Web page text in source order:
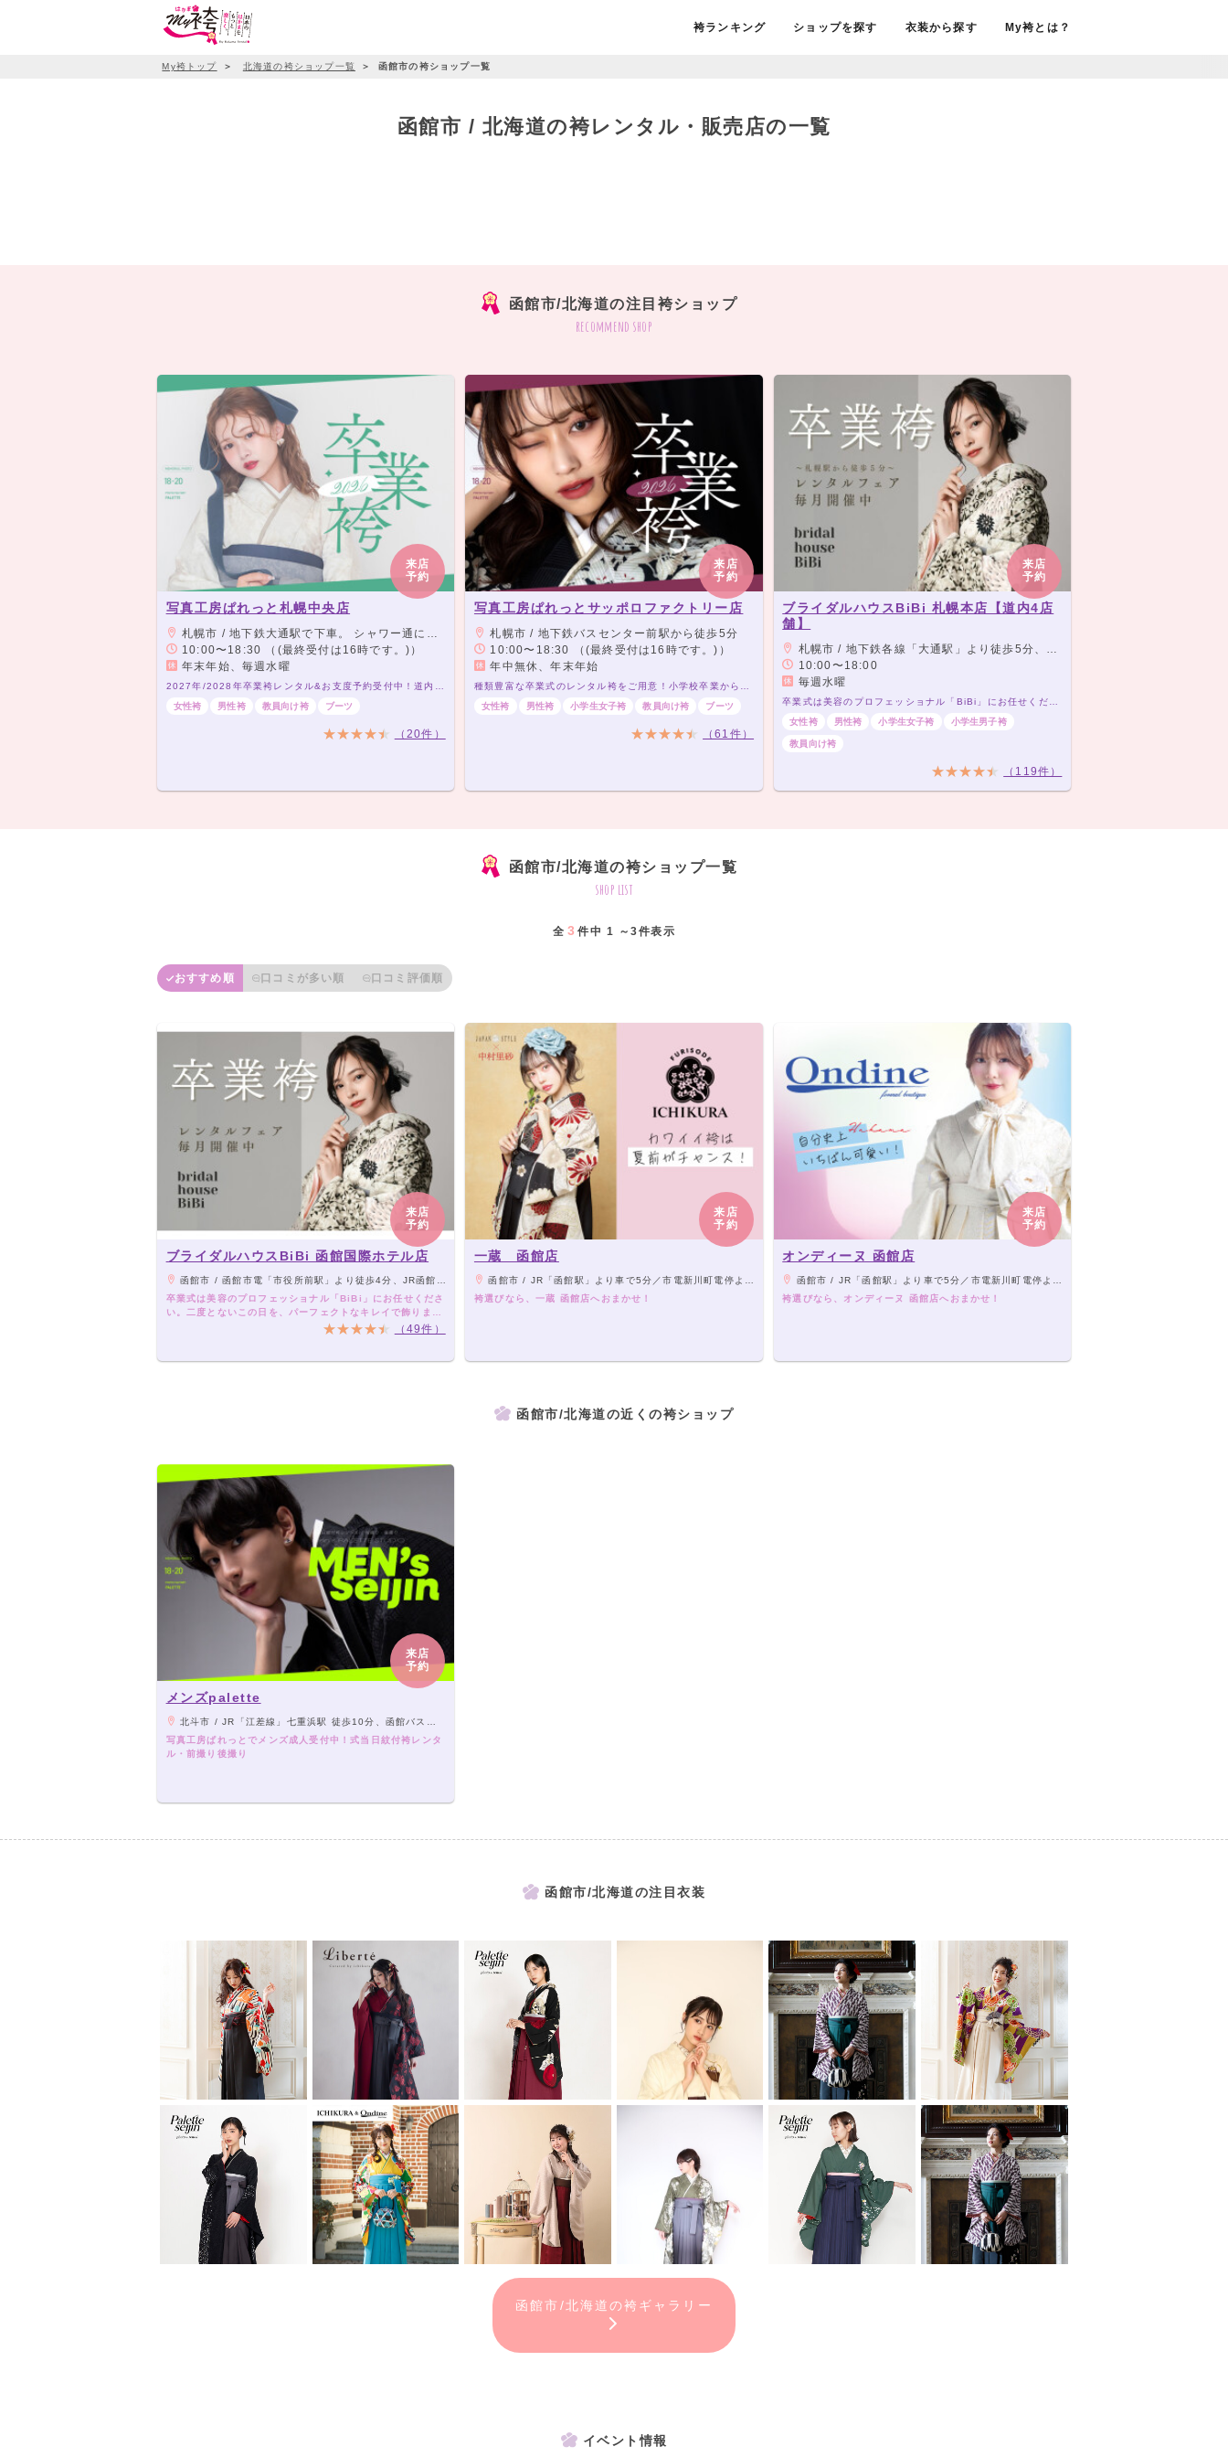
袴ランキング ショップを探す 衣装から探す My袴とは？
My袴トップ ＞ 北海道の袴ショップ一覧 ＞ 函館市の袴ショップ一覧
函館市 / 北海道の袴レンタル・販売店の一覧
函館市/北海道の注目袴ショップ
recommend shop
来店
予約
写真工房ぱれっと札幌中央店
札幌市 / 地下鉄大通駅で下車。 シャワー通に面したPARCOさんの出入り口からですと大変便利です。
10:00〜18:30 （(最終受付は16時です。)）
年末年始、毎週水曜
女性袴
男性袴 教員向け袴 ブーツ
（20件）
来店
予約
写真工房ぱれっとサッポロファクトリー店
札幌市 / 地下鉄バスセンター前駅から徒歩5分
10:00〜18:30 （(最終受付は16時です。)）
年中無休、年末年始
女性袴
男性袴 小学生女子袴 教員向け袴 ブーツ
（61件）
来店
予約
ブライダルハウスBiBi 札幌本店【道内4店
舗】
札幌市 / 地下鉄各線「大通駅」より徒歩5分、JR各線「札幌駅」より徒歩7分
10:00〜18:00
毎週水曜
女性袴
男性袴 小学生女子袴 小学生男子袴
教員向け袴
（119件）
函館市/北海道の袴ショップ一覧
shop list
全 3 件中 1 ～3件表示
おすすめ順 口コミが多い順 口コミ評価順
来店
予約
ブライダルハウスBiBi 函館国際ホテル店
函館市 / 函館市電「市役所前駅」より徒歩4分、JR函館本線「函館駅」より徒歩7分
卒業式は美容のプロフェッショナル「BiBi」にお任せくださ
い。二度とないこの日を、パーフェクトなキレイで飾りま
（49件）
来店
予約
一蔵 函館店
函館市 / JR「函館駅」より車で5分／市電新川町電停より徒歩１分／「はこだて自由市場」斜向かい「青森みちのく銀行」隣
袴選びなら、一蔵 函館店へおまかせ！
来店
予約
オンディーヌ 函館店
函館市 / JR「函館駅」より車で5分／市電新川町電停より徒歩１分／「はこだて自由市場」斜向かい「青森みちのく銀行」隣
袴選びなら、オンディーヌ 函館店へおまかせ！
函館市/北海道の近くの袴ショップ
来店
予約
メンズpalette
北斗市 / JR「江差線」七重浜駅 徒歩10分、函館バス「江差線系統」七重浜5丁目 徒歩5分
写真工房ぱれっとでメンズ成人受付中！式当日紋付袴レンタ
ル・前撮り後撮り
函館市/北海道の注目衣装
函館市/北海道の袴ギャラリー
イベント情報